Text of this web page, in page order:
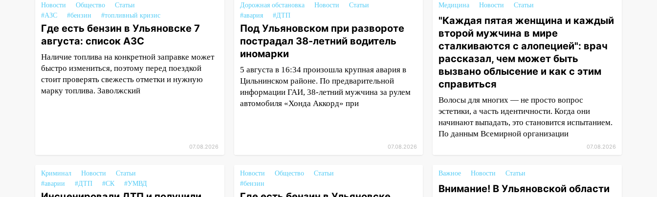
11:20 Ульяновская
шахматистка Валерия
Клейменова выиграла два
золота в составе сборной мира
11:16
В Ульяновске открыли
памятную доску декабристу
Кондратию Рылееву
отключили холодную воду
10:14
В Ульяновске двоих
Новости Общество
Статьи
#АЗС
#бензин #топливный кризис
Где есть бензин в Ульяновске 7
августа: список АЗС
Наличие топлива на конкретной заправке может
быстро измениться, поэтому перед поездкой
стоит проверять свежесть отметки и нужную
марку топлива. Заволжский
07.08.2026
Дорожная обстановка Новости
Статьи
#авария
#ДТП
Под Ульяновском при развороте
пострадал 38-летний водитель
иномарки
5 августа в 16:34 произошла крупная авария в
Цильнинском районе. По предварительной
информации ГАИ, 38-летний мужчина за рулем
автомобиля «Хонда Аккорд» при
07.08.2026
Медицина Новости Статьи
"Каждая пятая женщина и каждый
второй мужчина в мире
сталкиваются с алопецией": врач
рассказал, чем может быть
вызвано облысение и как с этим
справиться
Волосы для многих — не просто вопрос
эстетики, а часть идентичности. Когда они
начинают выпадать, это становится испытанием.
По данным Всемирной организации
07.08.2026
Криминал Новости
Статьи
#аварии
#ДТП #СК #УМВД
Новости Общество
Статьи
#бензин
Важное Новости Статьи
Внимание! В Ульяновской области